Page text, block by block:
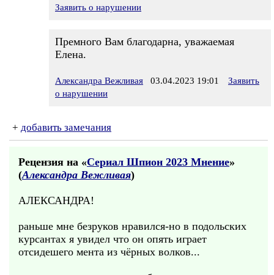
Заявить о нарушении
Премного Вам благодарна, уважаемая
Елена.
Александра Вежливая 03.04.2023 19:01
Заявить
о нарушении
+ добавить замечания
Рецензия на «Сериал Шпион 2023 Мнение»
(Александра Вежливая)
АЛЕКСАНДРА!
раньше мне безруков нравился-но в подольских
курсантах я увидел что он опять играет
отсидешего мента из чёрных волков...